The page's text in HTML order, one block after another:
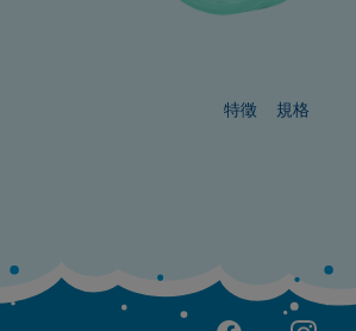
特徵 規格